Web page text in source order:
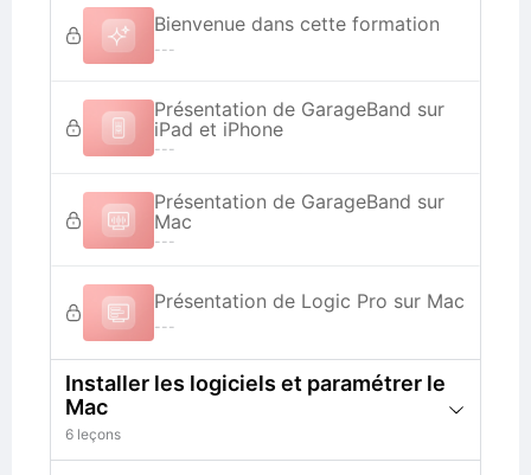
Bienvenue dans cette formation
---
Présentation de GarageBand sur
iPad et iPhone
---
Présentation de GarageBand sur
Mac
---
Présentation de Logic Pro sur Mac
---
Installer les logiciels et paramétrer le
Mac
6 leçons